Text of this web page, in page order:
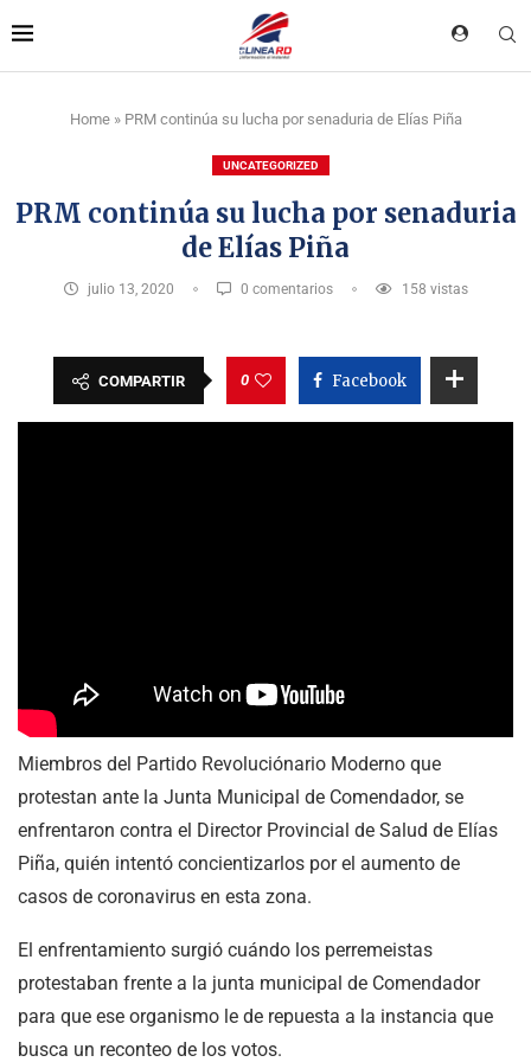
Home» PRM continúa su lucha por senaduria de Elías Piña
UNCATEGORIZED
PRM continúa su lucha por senaduria
de Elías Piña
julio 13, 2020 0 comentarios 158 vistas
COMPARTIR 0 Facebook
Miembros del Partido Revoluciónario Moderno que
protestan ante la Junta Municipal de Comendador, se
enfrentaron contra el Director Provincial de Salud de Elías
Piña, quién intentó concientizarlos por el aumento de
casos de coronavirus en esta zona.
El enfrentamiento surgió cuándo los perremeistas
protestaban frente a la junta municipal de Comendador
para que ese organismo le de repuesta a la instancia que
busca un reconteo de los votos.